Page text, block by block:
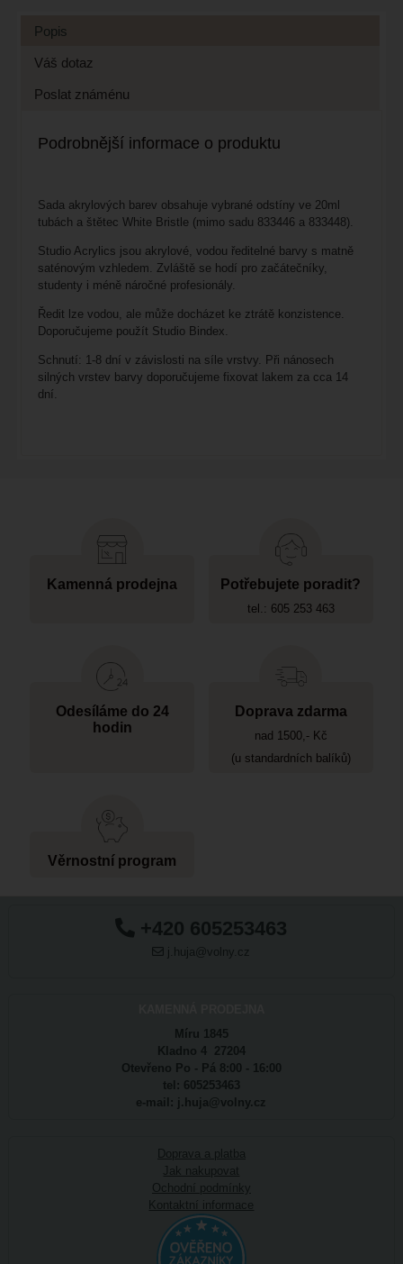
Popis
Váš dotaz
Poslat známénu
Podrobnější informace o produktu
Sada akrylových barev obsahuje vybrané odstíny ve 20ml
tubách a štětec White Bristle (mimo sadu 833446 a 833448).
Studio Acrylics jsou akrylové, vodou ředitelné barvy s matně
saténovým vzhledem. Zvláště se hodí pro začátečníky,
studenty i méně náročné profesionály.
Ředit lze vodou, ale může docházet ke ztrátě konzistence.
Doporučujeme použít Studio Bindex.
Schnutí: 1-8 dní v závislosti na síle vrstvy. Při nánosech
silných vrstev barvy doporučujeme fixovat lakem za cca 14
dní.
Kamenná prodejna Potřebujete poradit?
tel.: 605 253 463
Odesíláme do 24
hodin
Doprava zdarma
nad 1500,- Kč
(u standardních balíků)
Věrnostní program
+420 605253463
j.huja@volny.cz
Míru 1845
Kladno 4 27204
Otevřeno Po - Pá 8:00 - 16:00
tel: 605253463
e-mail: j.huja@volny.cz
Doprava a platba
Jak nakupovat
Ochodní podmínky
Kontaktní informace